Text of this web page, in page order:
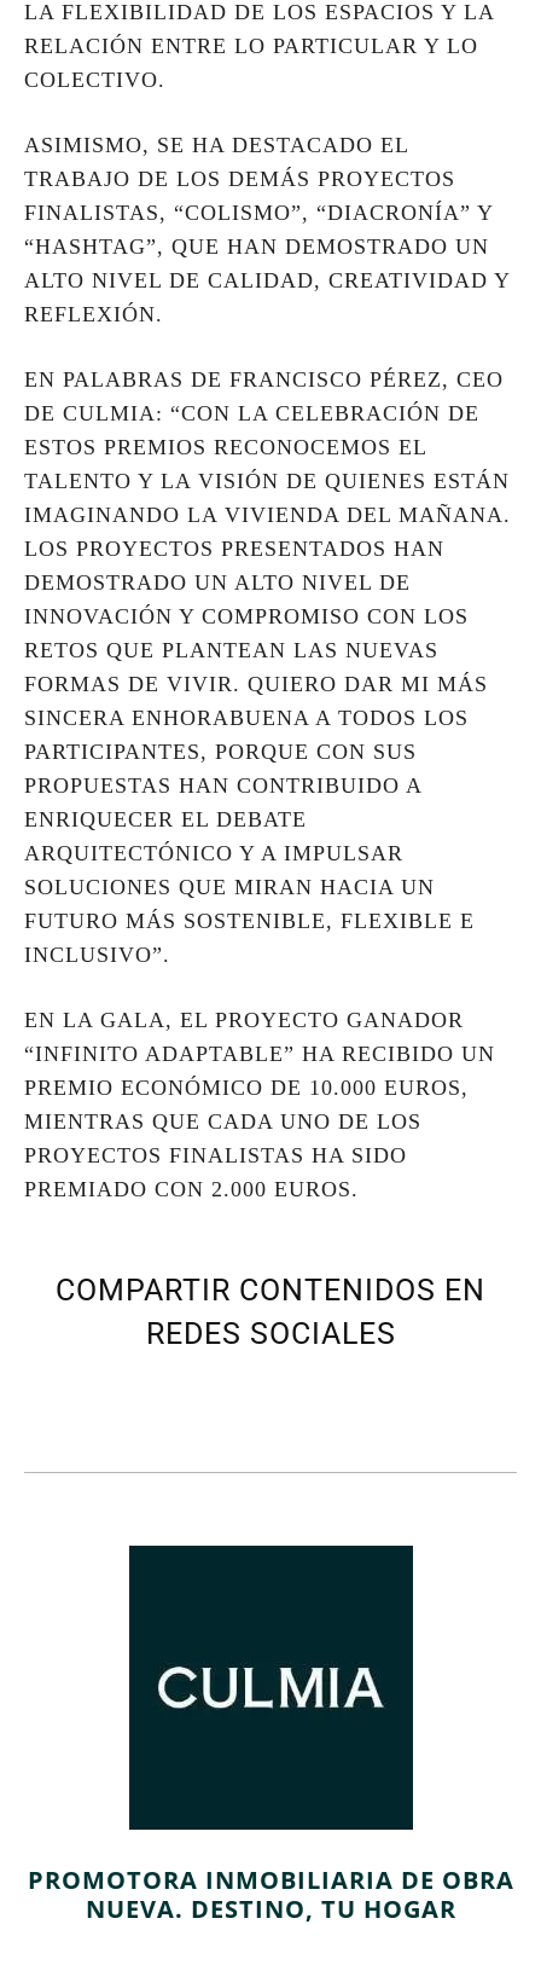
LA FLEXIBILIDAD DE LOS ESPACIOS Y LA
RELACIÓN ENTRE LO PARTICULAR Y LO
COLECTIVO.
ASIMISMO, SE HA DESTACADO EL
TRABAJO DE LOS DEMÁS PROYECTOS
FINALISTAS, “COLISMO”, “DIACRONÍA” Y
“HASHTAG”, QUE HAN DEMOSTRADO UN
ALTO NIVEL DE CALIDAD, CREATIVIDAD Y
REFLEXIÓN.
EN PALABRAS DE FRANCISCO PÉREZ, CEO
DE CULMIA: “CON LA CELEBRACIÓN DE
ESTOS PREMIOS RECONOCEMOS EL
TALENTO Y LA VISIÓN DE QUIENES ESTÁN
IMAGINANDO LA VIVIENDA DEL MAÑANA.
LOS PROYECTOS PRESENTADOS HAN
DEMOSTRADO UN ALTO NIVEL DE
INNOVACIÓN Y COMPROMISO CON LOS
RETOS QUE PLANTEAN LAS NUEVAS
FORMAS DE VIVIR. QUIERO DAR MI MÁS
SINCERA ENHORABUENA A TODOS LOS
PARTICIPANTES, PORQUE CON SUS
PROPUESTAS HAN CONTRIBUIDO A
ENRIQUECER EL DEBATE
ARQUITECTÓNICO Y A IMPULSAR
SOLUCIONES QUE MIRAN HACIA UN
FUTURO MÁS SOSTENIBLE, FLEXIBLE E
INCLUSIVO”.
EN LA GALA, EL PROYECTO GANADOR
“INFINITO ADAPTABLE” HA RECIBIDO UN
PREMIO ECONÓMICO DE 10.000 EUROS,
MIENTRAS QUE CADA UNO DE LOS
PROYECTOS FINALISTAS HA SIDO
PREMIADO CON 2.000 EUROS.
COMPARTIR CONTENIDOS EN
REDES SOCIALES
PROMOTORA INMOBILIARIA DE OBRA
NUEVA. DESTINO, TU HOGAR